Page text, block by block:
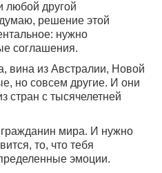
любой другой
решение этой
нужно
соглашения.
вина из Австралии, Новой
но совсем другие. И они
стран с тысячелетней
мира. И нужно
то, что тебя
эмоции.